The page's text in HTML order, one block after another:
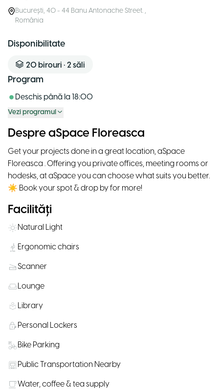
București, 40 - 44 Banu Antonache Street. ,
România
Disponibilitate
20 birouri • 2 săli
Program
Deschis până la 18:00
Vezi programul
Despre aSpace Floreasca
Get your projects done in a great location, aSpace
Floreasca . Offering you private offices, meeting rooms or
hodesks, at aSpace you can choose what suits you better.
☀ Book your spot & drop by for more!
Facilități
Natural Light
Ergonomic chairs
Scanner
Lounge
Library
Personal Lockers
Bike Parking
Public Transportation Nearby
Water, coffee & tea supply